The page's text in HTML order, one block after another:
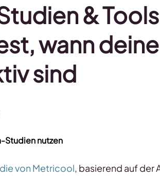
& Tools
wann
sind
Studien nutzen
von Metricool, basierend auf der